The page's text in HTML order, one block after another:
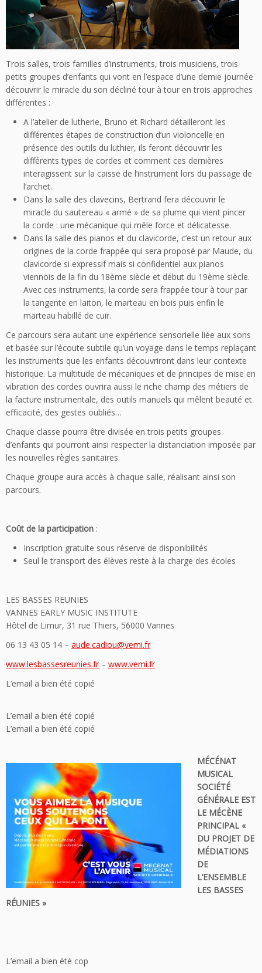
Trois salles, trois familles d’instruments, trois musiciens, trois
petits groupes d’enfants qui vont en l’espace d’une demie journée
découvrir le miracle du son décliné tour à tour en trois approches
différentes :
A l’atelier de lutherie, Bruno et Richard détailleront les
différentes étapes de construction d’un violoncelle en
présence des outils du luthier, ils feront découvrir les
différents types de cordes et comment ces dernières
interagissent sur la caisse de l’instrument lors du passage de
l’archet.
Dans la salle des clavecins, Bertrand fera découvrir le
miracle du sautereau « armé » de sa plume qui vient pincer
la corde : une mécanique qui mêle force et délicatesse.
Dans la salle des pianos et du clavicorde, c’est un retour aux
origines de la corde frappée qui sera proposé par Maude, du
clavicorde si expressif mais si confidentiel aux pianos
viennois de la fin du 18ème siècle et début du 19ème siècle.
Avec ces instruments, la corde sera frappée tour à tour par
la tangente en laiton, le marteau en bois puis enfin le
marteau habillé de cuir.
Ce parcours sera autant une expérience sensorielle liée aux sons
et basée sur l’écoute subtile qu’un voyage dans le temps replaçant
les instruments que les enfants découvriront dans leur contexte
historique. La multitude de mécaniques et de principes de mise en
vibration des cordes ouvrira aussi le riche champ des métiers de
la facture instrumentale, des outils manuels qui mêlent beauté et
efficacité, des gestes oubliés…
Chaque classe pourra être divisée en trois petits groupes
d’enfants qui pourront ainsi respecter la distanciation imposée par
les nouvelles règles sanitaires.
Chaque groupe aura accès à chaque salle, réalisant ainsi son
parcours.
Coût de la participation :
Inscription gratuite sous réserve de disponibilités
Seul le transport des élèves reste à la charge des écoles
LES BASSES REUNIES
VANNES EARLY MUSIC INSTITUTE
Hôtel de Limur, 31 rue Thiers, 56000 Vannes
06 13 43 05 14 – aude.cadiou@vemi.fr
www.lesbassesreunies.fr– www.vemi.fr
L’email a bien été copié
L’email a bien été copié
L’email a bien été copié
MÉCÉNAT
MUSICAL
SOCIÉTÉ
GÉNÉRALE EST
LE MÉCÈNE
PRINCIPAL «
DU PROJET DE
MÉDIATIONS
DE
L’ENSEMBLE
LES BASSES
RÉUNIES »
L’email a bien été cop